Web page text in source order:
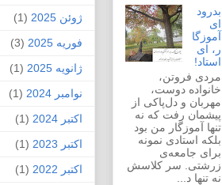
بدرود
ای
آموزگا
ر، ای
استاد!
مردی فروتن،
خانواده دوست،
مهربان و دل‌پاکی از
پیشمان رفت که نه
تنها آموزگار من بود
بلکه استادی نمونه
برای جامعه‌ی
زرشتی. سر کلاسش
نه تنها د...
ژوئن 2025
(1)
فوریه 2025
(3)
ژانویه 2025
(1)
نوامبر 2024
(1)
اکتبر 2024
(1)
اکتبر 2023
(1)
اکتبر 2022
(1)